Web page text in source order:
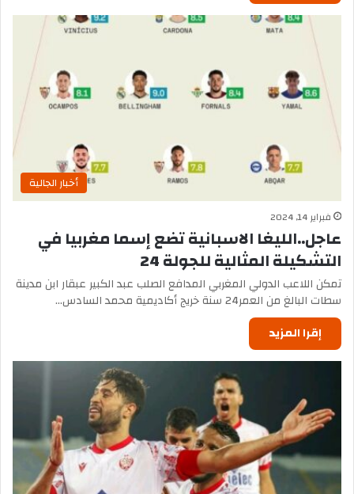
أخبار الجالية
فبراير 14, 2024
عاجل..الليغا الاسبانية تضع إسما مغربيا في
التشكيلة المثالية للجولة 24
تمكن اللاعب الدولي المغربي المدافع الصلب عبد الكبير عبقار ابن مدينة
سطات البالغ من العمر24 سنة خريج أكاديمية محمد السادس…
إقرا المزيد